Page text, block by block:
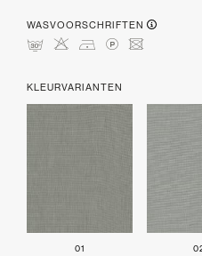
WASVOORSCHRIFTEN
mHDLU
KLEURVARIANTEN
01